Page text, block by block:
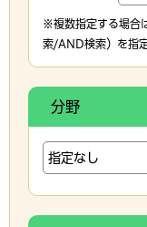
※複数指定する場合
索/AND検索）を指
分野